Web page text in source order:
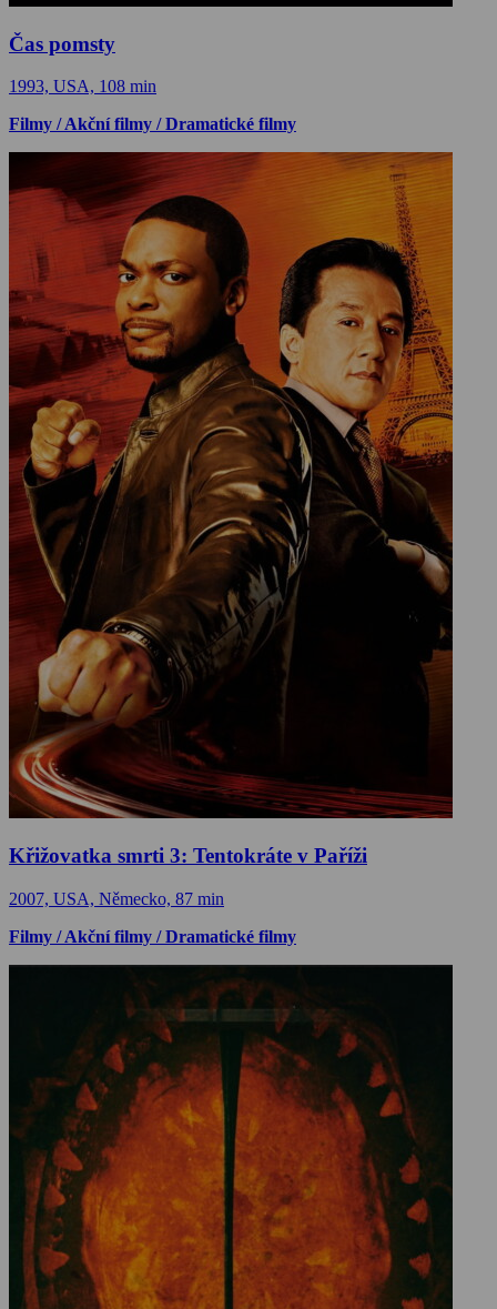
Čas pomsty
1993, USA, 108 min
Filmy / Akční filmy / Dramatické filmy
Křižovatka smrti 3: Tentokráte v Paříži
2007, USA, Německo, 87 min
Filmy / Akční filmy / Dramatické filmy